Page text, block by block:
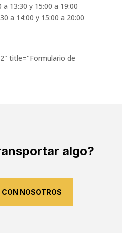
a 13:30 y 15:00 a 19:00
a 14:00 y 15:00 a 20:00
title="Formulario de
algo?
NOSOTROS